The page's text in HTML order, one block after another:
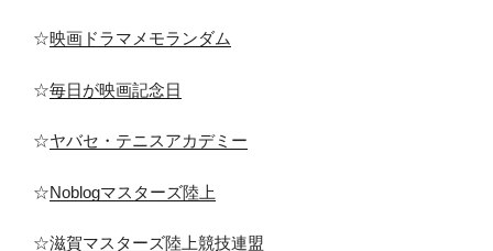
☆映画ドラマメモランダム
☆毎日が映画記念日
☆ヤバセ・テニスアカデミー
☆Noblogマスターズ陸上
☆滋賀マスターズ陸上競技連盟